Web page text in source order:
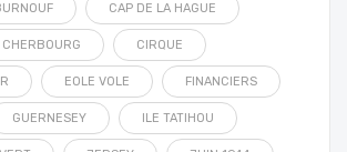
CAP DE LA HAGUE
CIRQUE
EOLE VOLE FINANCIERS
GUERNESEY ILE TATIHOU